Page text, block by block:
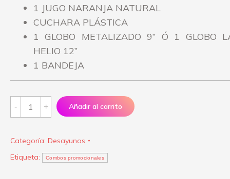
1 JUGO NARANJA NATURAL
CUCHARA PLÁSTICA
1 GLOBO METALIZADO 9” Ó 1 GLOBO
HELIO 12”
1 BANDEJA
Desayuno
Bolón
quantity
Añadir al carrito
Categoría: Desayunos
Etiqueta:
Combos promocionales